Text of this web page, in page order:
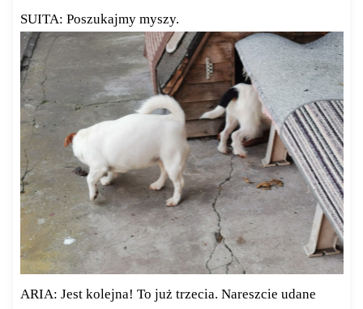
SUITA: Poszukajmy myszy.
ARIA: Jest kolejna! To już trzecia. Nareszcie udane